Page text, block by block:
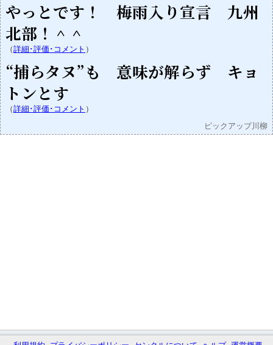
やっとです！ 梅雨入り宣言 九州
北部！＾＾
（詳細･評価･コメント ）
“捕らタヌ”も 意味が解らず キョ
トンとす
（詳細･評価･コメント ）
ピックアップ川柳